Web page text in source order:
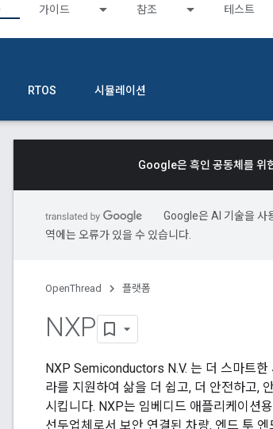
가이드 참조 테스트
RTOS 시뮬레이션
Google은 흑인 공동체를 위
Google은 AI 기술을 사
역에는 오류가 있을 수 있습니다.
OpenThread 플랫폼
NXP
NXP Semiconductors N.V. 는 더 스마트
라를 지원하여 삶을 더 쉽고, 더 안전하고,
시킵니다. NXP는 임베디드 애플리케이션
선두업체로서 보안 연결된 차량, 엔드 투